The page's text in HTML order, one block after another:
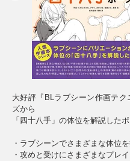
大好評『BLラブシーン作画テク
ズから
「四十八手」の体位を解説した
・ラブシーンでさまざまな体位
・攻めと受けにさまざまなプレ